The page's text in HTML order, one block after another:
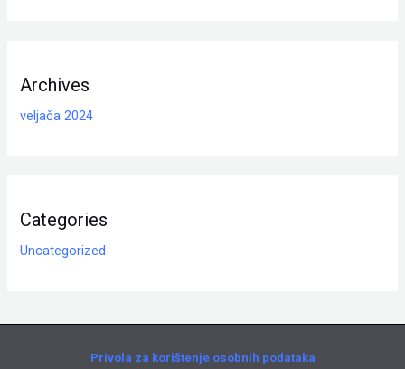
Archives
veljača 2024
Categories
Uncategorized
Privola za korištenje osobnih podataka